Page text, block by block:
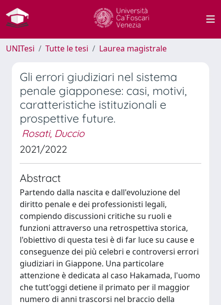
UNITesi Tutte le tesi Laurea magistrale
Gli errori giudiziari nel sistema
penale giapponese: casi, motivi,
caratteristiche istituzionali e
prospettive future.
Rosati, Duccio
2021/2022
Abstract
Partendo dalla nascita e dall'evoluzione del
diritto penale e dei professionisti legali,
compiendo discussioni critiche su ruoli e
funzioni attraverso una retrospettiva storica,
l'obiettivo di questa tesi è di far luce su cause e
conseguenze dei più celebri e controversi errori
giudiziari in Giappone. Una particolare
attenzione è dedicata al caso Hakamada, l'uomo
che tutt'oggi detiene il primato per il maggior
numero di anni trascorsi nel braccio della